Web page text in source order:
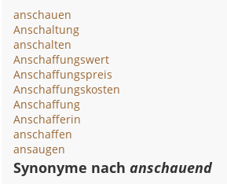
anschauen
Anschaltung
anschalten
Anschaffungswert
Anschaffungspreis
Anschaffungskosten
Anschaffung
Anschafferin
anschaffen
ansaugen
Synonyme nachanschauend